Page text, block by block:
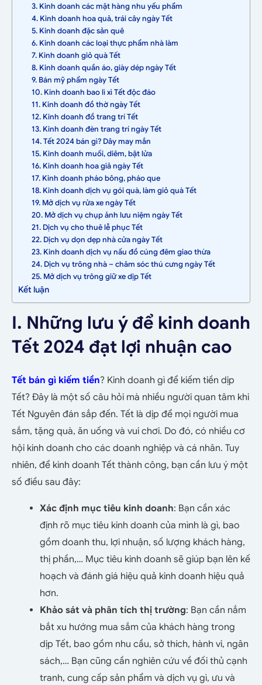
3. Kinh doanh các mặt hàng nhu yếu phẩm
4. Kinh doanh hoa quả, trái cây ngày Tết
5. Kinh doanh đặc sản quê
6. Kinh doanh các loại thực phẩm nhà làm
7. Kinh doanh giỏ quà Tết
8. Kinh doanh quần áo, giày dép ngày Tết
9. Bán mỹ phẩm ngày Tết
10. Kinh doanh bao lì xì Tết độc đáo
11. Kinh doanh đồ thờ ngày Tết
12. Kinh doanh đồ trang trí Tết
13. Kinh doanh đèn trang trí ngày Tết
14. Tết 2024 bán gì? Dây may mắn
15. Kinh doanh muối, diêm, bật lửa
16. Kinh doanh hoa giả ngày Tết
17. Kinh doanh pháo bông, pháo que
18. Kinh doanh dịch vụ gói quà, làm giỏ quà Tết
19. Mở dịch vụ rửa xe ngày Tết
20. Mở dịch vụ chụp ảnh lưu niệm ngày Tết
21. Dịch vụ cho thuê lễ phục Tết
22. Dịch vụ dọn dẹp nhà cửa ngày Tết
23. Kinh doanh dịch vụ nấu đồ cúng đêm giao thừa
24. Dịch vụ trông nhà – chăm sóc thú cưng ngày Tết
25. Mở dịch vụ trông giữ xe dịp Tết
Kết luận
I. Những lưu ý để kinh doanh
Tết 2024 đạt lợi nhuận cao
Tết bán gì kiếm tiền? Kinh doanh gì để kiếm tiền dịp
Tết? Đây là một số câu hỏi mà nhiều người quan tâm khi
Tết Nguyên đán sắp đến. Tết là dịp để mọi người mua
sắm, tặng quà, ăn uống và vui chơi. Do đó, có nhiều cơ
hội kinh doanh cho các doanh nghiệp và cá nhân. Tuy
nhiên, để kinh doanh Tết thành công, bạn cần lưu ý một
số điều sau đây:
Xác định mục tiêu kinh doanh: Bạn cần xác
định rõ mục tiêu kinh doanh của mình là gì, bao
gồm doanh thu, lợi nhuận, số lượng khách hàng,
thị phần,… Mục tiêu kinh doanh sẽ giúp bạn lên kế
hoạch và đánh giá hiệu quả kinh doanh hiệu quả
hơn.
Khảo sát và phân tích thị trường: Bạn cần nắm
bắt xu hướng mua sắm của khách hàng trong
dịp Tết, bao gồm nhu cầu, sở thích, hành vi, ngân
sách,… Bạn cũng cần nghiên cứu về đối thủ cạnh
tranh, cung cấp sản phẩm và dịch vụ gì, ưu và